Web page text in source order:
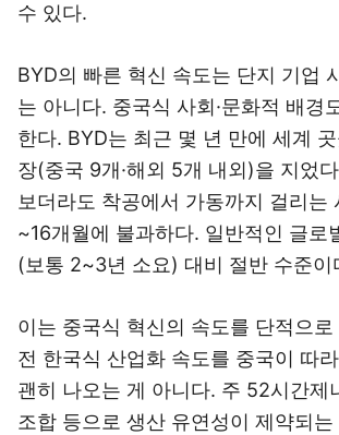
수 있다.
BYD의 빠른 혁신 속도는 단지 기업
는 아니다. 중국식 사회·문화적 배경
한다. BYD는 최근 몇 년 만에 세계
장(중국 9개·해외 5개 내외)을 지었
보더라도 착공에서 가동까지 걸리는
~16개월에 불과하다. 일반적인 글로
(보통 2~3년 소요) 대비 절반 수준이
이는 중국식 혁신의 속도를 단적으
전 한국식 산업화 속도를 중국이 따
괜히 나오는 게 아니다. 주 52시간제
조합 등으로 생산 유연성이 제약되는